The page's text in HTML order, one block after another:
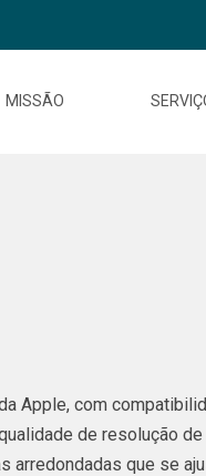
MISSÃO
Apple, com
de resolução
arredondadas que se